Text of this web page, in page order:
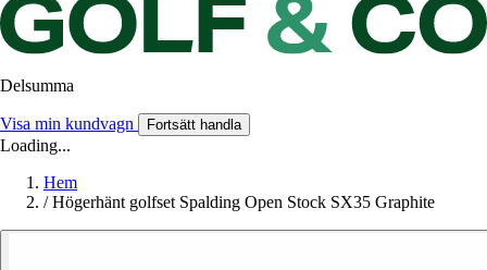
Delsumma
Visa min kundvagn Fortsätt handla
Loading...
Hem
/ Högerhänt golfset Spalding Open Stock SX35 Graphite